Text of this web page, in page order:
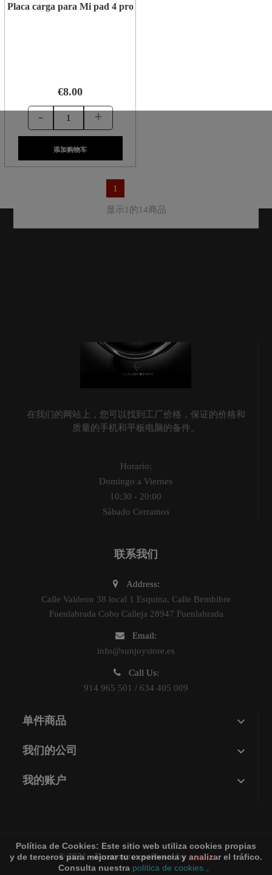
Placa carga para Mi pad 4 pro
€8.00
- +
添加购物车
1
显示1的14商品
在我们的网站上，您可以找到工厂价格，保证的价格和
质量的手机和平板电脑的备件。
Horario:
Domingo a Viernes
10:30 - 20:00
Sábado Cerramos
联系我们
Address:
Calle Valdeon 38 local 1 Esquina, Calle Bembibre
Fuenlabrada Cobo Calleja 28947 Fuenlabrada
Email:
info@sunjoystore.es
Call Us:
914 965 501 / 634 405 009
单件商品 
我们的公司 
我的账户 
Política de Cookies: Este sitio web utiliza cookies propias
y de terceros para mejorar tu experiencia y analizar el tráfico.
Consulta nuestra política de cookies. 。
© 2021 - Ecommerce software by sunjoy